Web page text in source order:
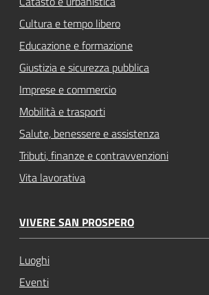
Cultura e tempo libero
Educazione e formazione
Giustizia e sicurezza pubblica
Imprese e commercio
Mobilità e trasporti
Salute, benessere e assistenza
Tributi, finanze e contravvenzioni
Vita lavorativa
VIVERE SAN PROSPERO
Luoghi
Eventi